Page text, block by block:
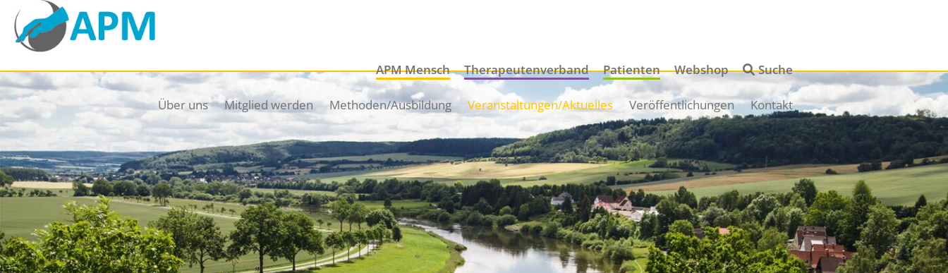
überspringen
APM Mensch Therapeutenverband Patienten Webshop Suche
Navigation
überspringen
Über uns Mitglied werden Methoden/Ausbildung Veranstaltungen/Aktuelles Veröffentlichungen Kontakt